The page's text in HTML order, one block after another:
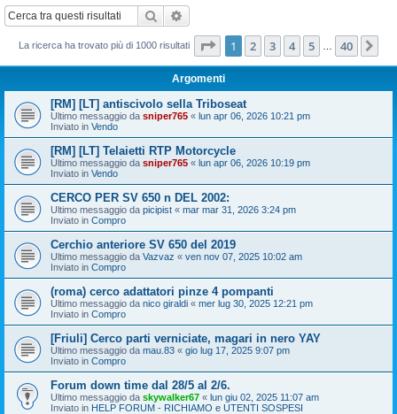
Cerca
La ricerca ha trovato più di 1000 risultati Pagina di 40
1 2 3 4 5 40
Argomenti
[RM] [LT] antiscivolo sella Triboseat
Ultimo messaggio da sniper765 « lun apr 06, 2026 10:21 pm
Inviato in Vendo
[RM] [LT] Telaietti RTP Motorcycle
Ultimo messaggio da sniper765 « lun apr 06, 2026 10:19 pm
Inviato in Vendo
CERCO PER SV 650 n DEL 2002:
Ultimo messaggio da picipist « mar mar 31, 2026 3:24 pm
Inviato in Compro
Cerchio anteriore SV 650 del 2019
Ultimo messaggio da Vazvaz « ven nov 07, 2025 10:02 am
Inviato in Compro
(roma) cerco adattatori pinze 4 pompanti
Ultimo messaggio da nico giraldi « mer lug 30, 2025 12:21 pm
Inviato in Compro
[Friuli] Cerco parti verniciate, magari in nero YAY
Ultimo messaggio da mau.83 « gio lug 17, 2025 9:07 pm
Inviato in Compro
Forum down time dal 28/5 al 2/6.
Ultimo messaggio da skywalker67 « lun giu 02, 2025 11:07 am
Inviato in HELP FORUM - RICHIAMO e UTENTI SOSPESI